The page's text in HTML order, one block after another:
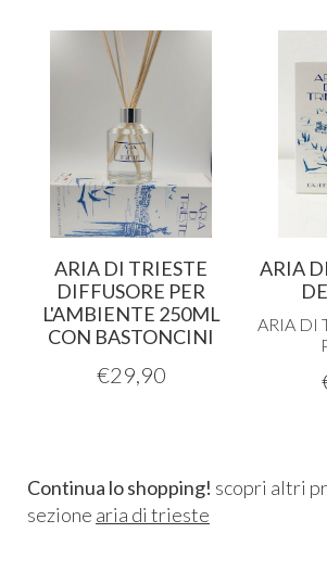
ARIA DI TRIESTE
DIFFUSORE PER
L'AMBIENTE 250ML
CON BASTONCINI
€29,90
ARIA
ARIA DI
Continua lo shopping! scopri altri
sezione aria di trieste